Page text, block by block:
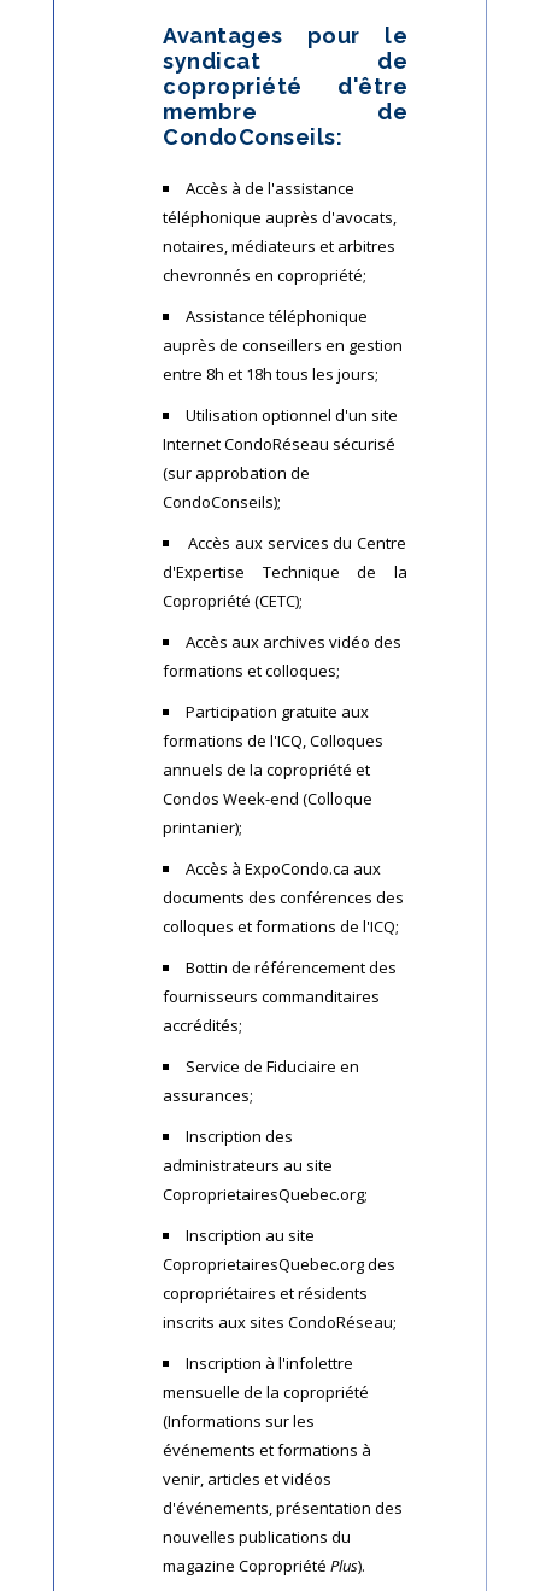
Avantages pour le
syndicat de
copropriété d'être
membre de
CondoConseils:
Accès à de l'assistance
téléphonique auprès d'avocats,
notaires, médiateurs et arbitres
chevronnés en copropriété;
Assistance téléphonique
auprès de conseillers en gestion
entre 8h et 18h tous les jours;
Utilisation optionnel d'un site
Internet CondoRéseau sécurisé
(sur approbation de
CondoConseils);
Accès aux services du Centre
d'Expertise Technique de la
Copropriété (CETC);
Accès aux archives vidéo des
formations et colloques;
Participation gratuite aux
formations de l'ICQ, Colloques
annuels de la copropriété et
Condos Week-end (Colloque
printanier);
Accès à ExpoCondo.ca aux
documents des conférences des
colloques et formations de l'ICQ;
Bottin de référencement des
fournisseurs commanditaires
accrédités;
Service de Fiduciaire en
assurances;
Inscription des
administrateurs au site
CoproprietairesQuebec.org;
Inscription au site
CoproprietairesQuebec.org des
copropriétaires et résidents
inscrits aux sites CondoRéseau;
Inscription à l'infolettre
mensuelle de la copropriété
(Informations sur les
événements et formations à
venir, articles et vidéos
d'événements, présentation des
nouvelles publications du
magazine CopropriétéPlus).